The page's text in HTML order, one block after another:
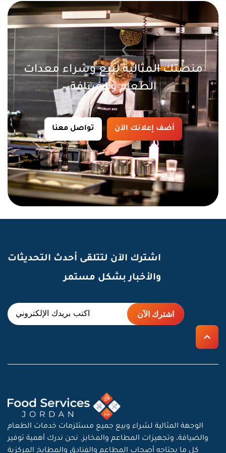
منصتك المثالية لبيع وشراء معدات
الطعام والضيافة
تواصل معنا أضف إعلانك الآن
اشترك الآن لتتلقى أحدث التحديثات
والأخبار بشكل مستمر
الوجهة المثالية لشراء وبيع جميع مستلزمات خدمات الطعام
والضيافة، وتجهيزات المطاعم والمخابز. نحن ندرك أهمية توفير
كل ما يحتاجه أصحاب المطاعم والفنادق والمطابخ المركزية